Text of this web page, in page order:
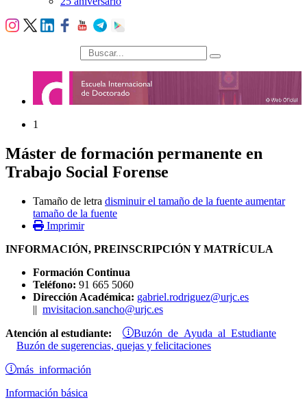
búsqueda
1
Máster de formación permanente en
Trabajo Social Forense
Tamaño de letra disminuir el tamaño de la fuente aumentar
tamaño de la fuente
Imprimir
INFORMACIÓN, PREINSCRIPCIÓN Y MATRÍCULA
Formación Continua
Teléfono: 91 665 5060
Dirección Académica: gabriel.rodriguez@urjc.es
|| mvisitacion.sancho@urjc.es
Atención al estudiante: Buzón de Ayuda al Estudiante
Buzón de sugerencias, quejas y felicitaciones
más información
Información básica